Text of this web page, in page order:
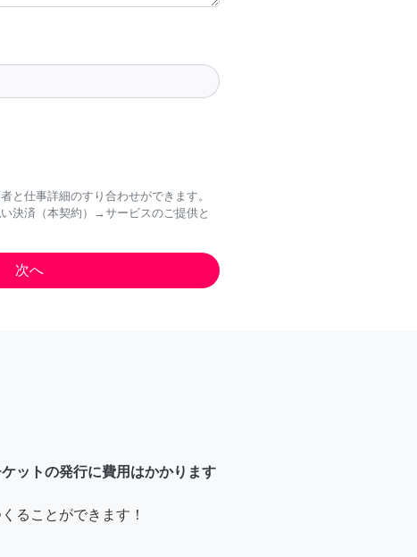
と仕事詳細のすり合わせができます。
決済（本契約）→サービスのご提供と
ットの発行に費用はかかります
ることができます！